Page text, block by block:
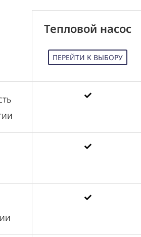
Тепловой насос
ПЕРЕЙТИ К ВЫБОРУ